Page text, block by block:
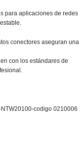
para aplicaciones de redes
conectores aseguran una
con los estándares de
codigo 0210006